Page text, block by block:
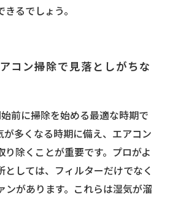
るでしょう。
コン掃除で見落としがちな
前に掃除を始める最適な時期で
が多くなる時期に備え、エアコン
除くことが重要です。プロがよ
としては、フィルターだけでなく
ンがあります。これらは湿気が溜